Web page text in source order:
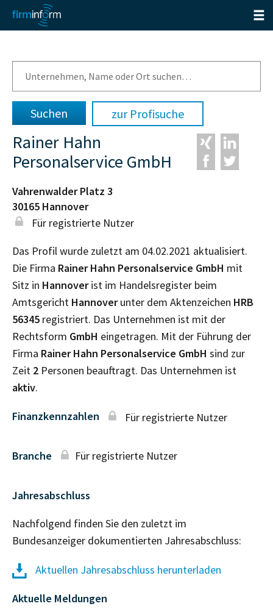
zur Profisuche
Rainer Hahn
Personalservice GmbH
Vahrenwalder Platz 3
30165 Hannover
Für registrierte Nutzer
Das Profil wurde zuletzt am 04.02.2021 aktualisiert.
Die Firma Rainer Hahn Personalservice GmbH mit
Sitz in Hannoverist im Handelsregister beim
Amtsgericht Hannoverunter dem Aktenzeichen HRB
56345 registriert. Das Unternehmen ist mit der
Rechtsform GmbH eingetragen. Mit der Führung der
Firma Rainer Hahn Personalservice GmbH sind zur
Zeit 2 Personen beauftragt. Das Unternehmen ist
aktiv.
Finanzkennzahlen Für registrierte Nutzer
Branche Für registrierte Nutzer
Jahresabschluss
Nachfolgend finden Sie den zuletzt im
Bundesanzeiger dokumentierten Jahresabschluss:
Aktuellen Jahresabschluss herunterladen
Aktuelle Meldungen